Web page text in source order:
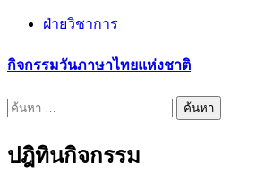
ฝ่ายวิชาการ
กิจกรรมวันภาษาไทยแห่งชาติ
ค้นหา
ปฎิทินกิจกรรม